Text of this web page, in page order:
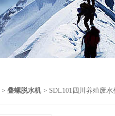
> 叠螺脱水机> SDL101四川养殖废